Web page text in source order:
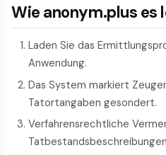
Wie anonym.plus es
Laden Sie das
Anwendung.
Das System markiert
Tatortangaben gesondert.
Verfahrensrechtliche